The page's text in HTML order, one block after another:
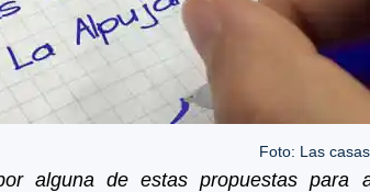
Foto: Las
alguna de estas propuestas para